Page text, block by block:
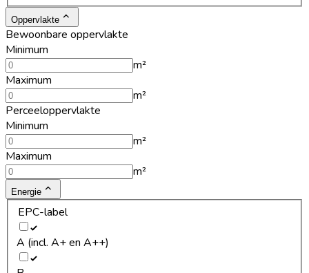
Oppervlakte
Bewoonbare oppervlakte
Minimum
m²
Maximum
m²
Perceeloppervlakte
Minimum
m²
Maximum
m²
Energie
EPC-label
A (incl. A+ en A++)